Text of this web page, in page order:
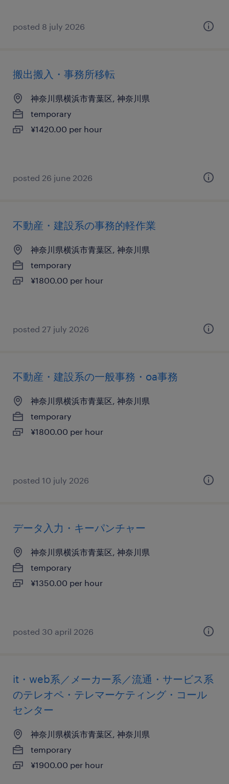
posted 8 july 2026
搬出搬入・事務所移転
神奈川県横浜市青葉区, 神奈川県
temporary
¥1420.00 per hour
posted 26 june 2026
不動産・建設系の事務的軽作業
神奈川県横浜市青葉区, 神奈川県
temporary
¥1800.00 per hour
posted 27 july 2026
不動産・建設系の一般事務・oa事務
神奈川県横浜市青葉区, 神奈川県
temporary
¥1800.00 per hour
posted 10 july 2026
データ入力・キーパンチャー
神奈川県横浜市青葉区, 神奈川県
temporary
¥1350.00 per hour
posted 30 april 2026
it・web系／メーカー系／流通・サービス系
のテレオペ・テレマーケティング・コール
センター
神奈川県横浜市青葉区, 神奈川県
temporary
¥1900.00 per hour